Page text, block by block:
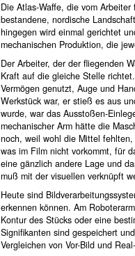
Die Atlas-Waffe, die vom
bestandene, nordische
hingegen wird einmal gerichtet
mechanischen Produktion, die
Der Arbeiter, der der fliegenden
Kraft auf die gleiche Stelle
Vermögen genutzt, Auge und
Werkstück war, er stieß es aus
wurde, war das Ausstoßen-
mechanischer Arm hätte die
noch, weil wohl die Mittel
was im Film nicht vorkommt, für
eine gänzlich andere Lage und
muß mit der visuellen verknüpft
Heute sind
erkennen können. Am
Kontur des Stücks oder eine
Signifikanten sind gespeichert
Vergleichen von Vor-Bild und